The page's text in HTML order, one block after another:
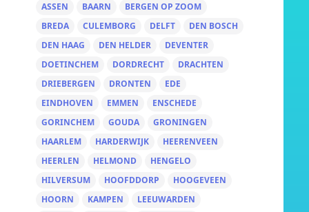
ASSEN
BAARN
BERGEN OP ZOOM
BREDA
CULEMBORG DELFT
DEN BOSCH
DEN HAAG
DEN HELDER
DEVENTER
DOETINCHEM
DORDRECHT
DRACHTEN
DRIEBERGEN
DRONTEN
EDE
EINDHOVEN
EMMEN
ENSCHEDE
GORINCHEM
GOUDA
GRONINGEN
HAARLEM
HARDERWIJK
HEERENVEEN
HEERLEN
HELMOND
HENGELO
HILVERSUM
HOOFDDORP
HOOGEVEEN
HOORN
KAMPEN
LEEUWARDEN